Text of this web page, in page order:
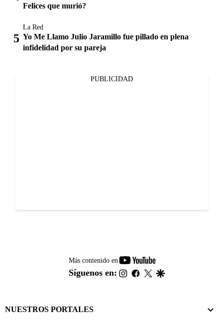
Felices que murió?
La Red
Yo Me Llamo Julio Jaramillo fue pillado en plena
infidelidad por su pareja
PUBLICIDAD
Más contenido en
youtube-
footer
Síguenos en: instagram
facebook
twitter
NUESTROS PORTALES